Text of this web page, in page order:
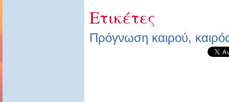
Ετικέτες
Πρόγνωση καιρού,